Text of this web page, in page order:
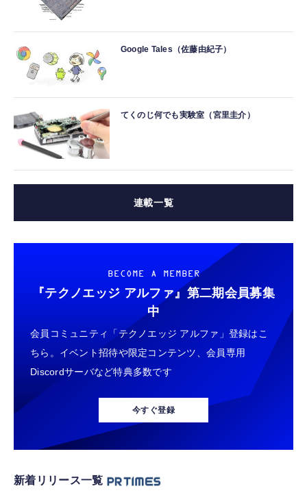
Google Tales（佐藤由紀子）
てくのじ何でも実験室（宮里圭介）
連載一覧
BECOME A MEMBER
『テクノエッジ アルファ』 第二期会員募集
中
会員コミュニティ「テクノエッジ アルファ」登録はこ
ちら。イベント招待や限定コンテンツ、会員専用
Discordサーバなど特典多数です
今すぐ登録
新着リリース一覧